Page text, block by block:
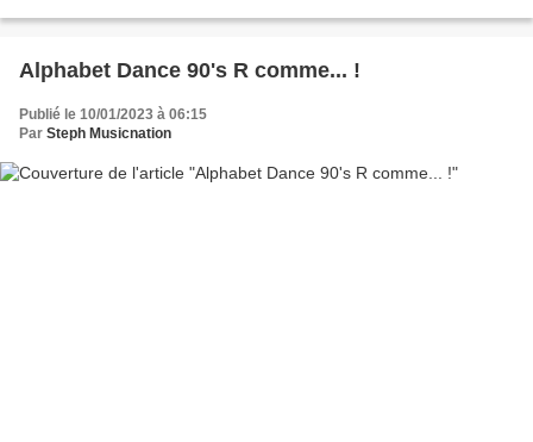
Alphabet Dance 90's R comme... !
Publié le 10/01/2023 à 06:15
Par Steph Musicnation